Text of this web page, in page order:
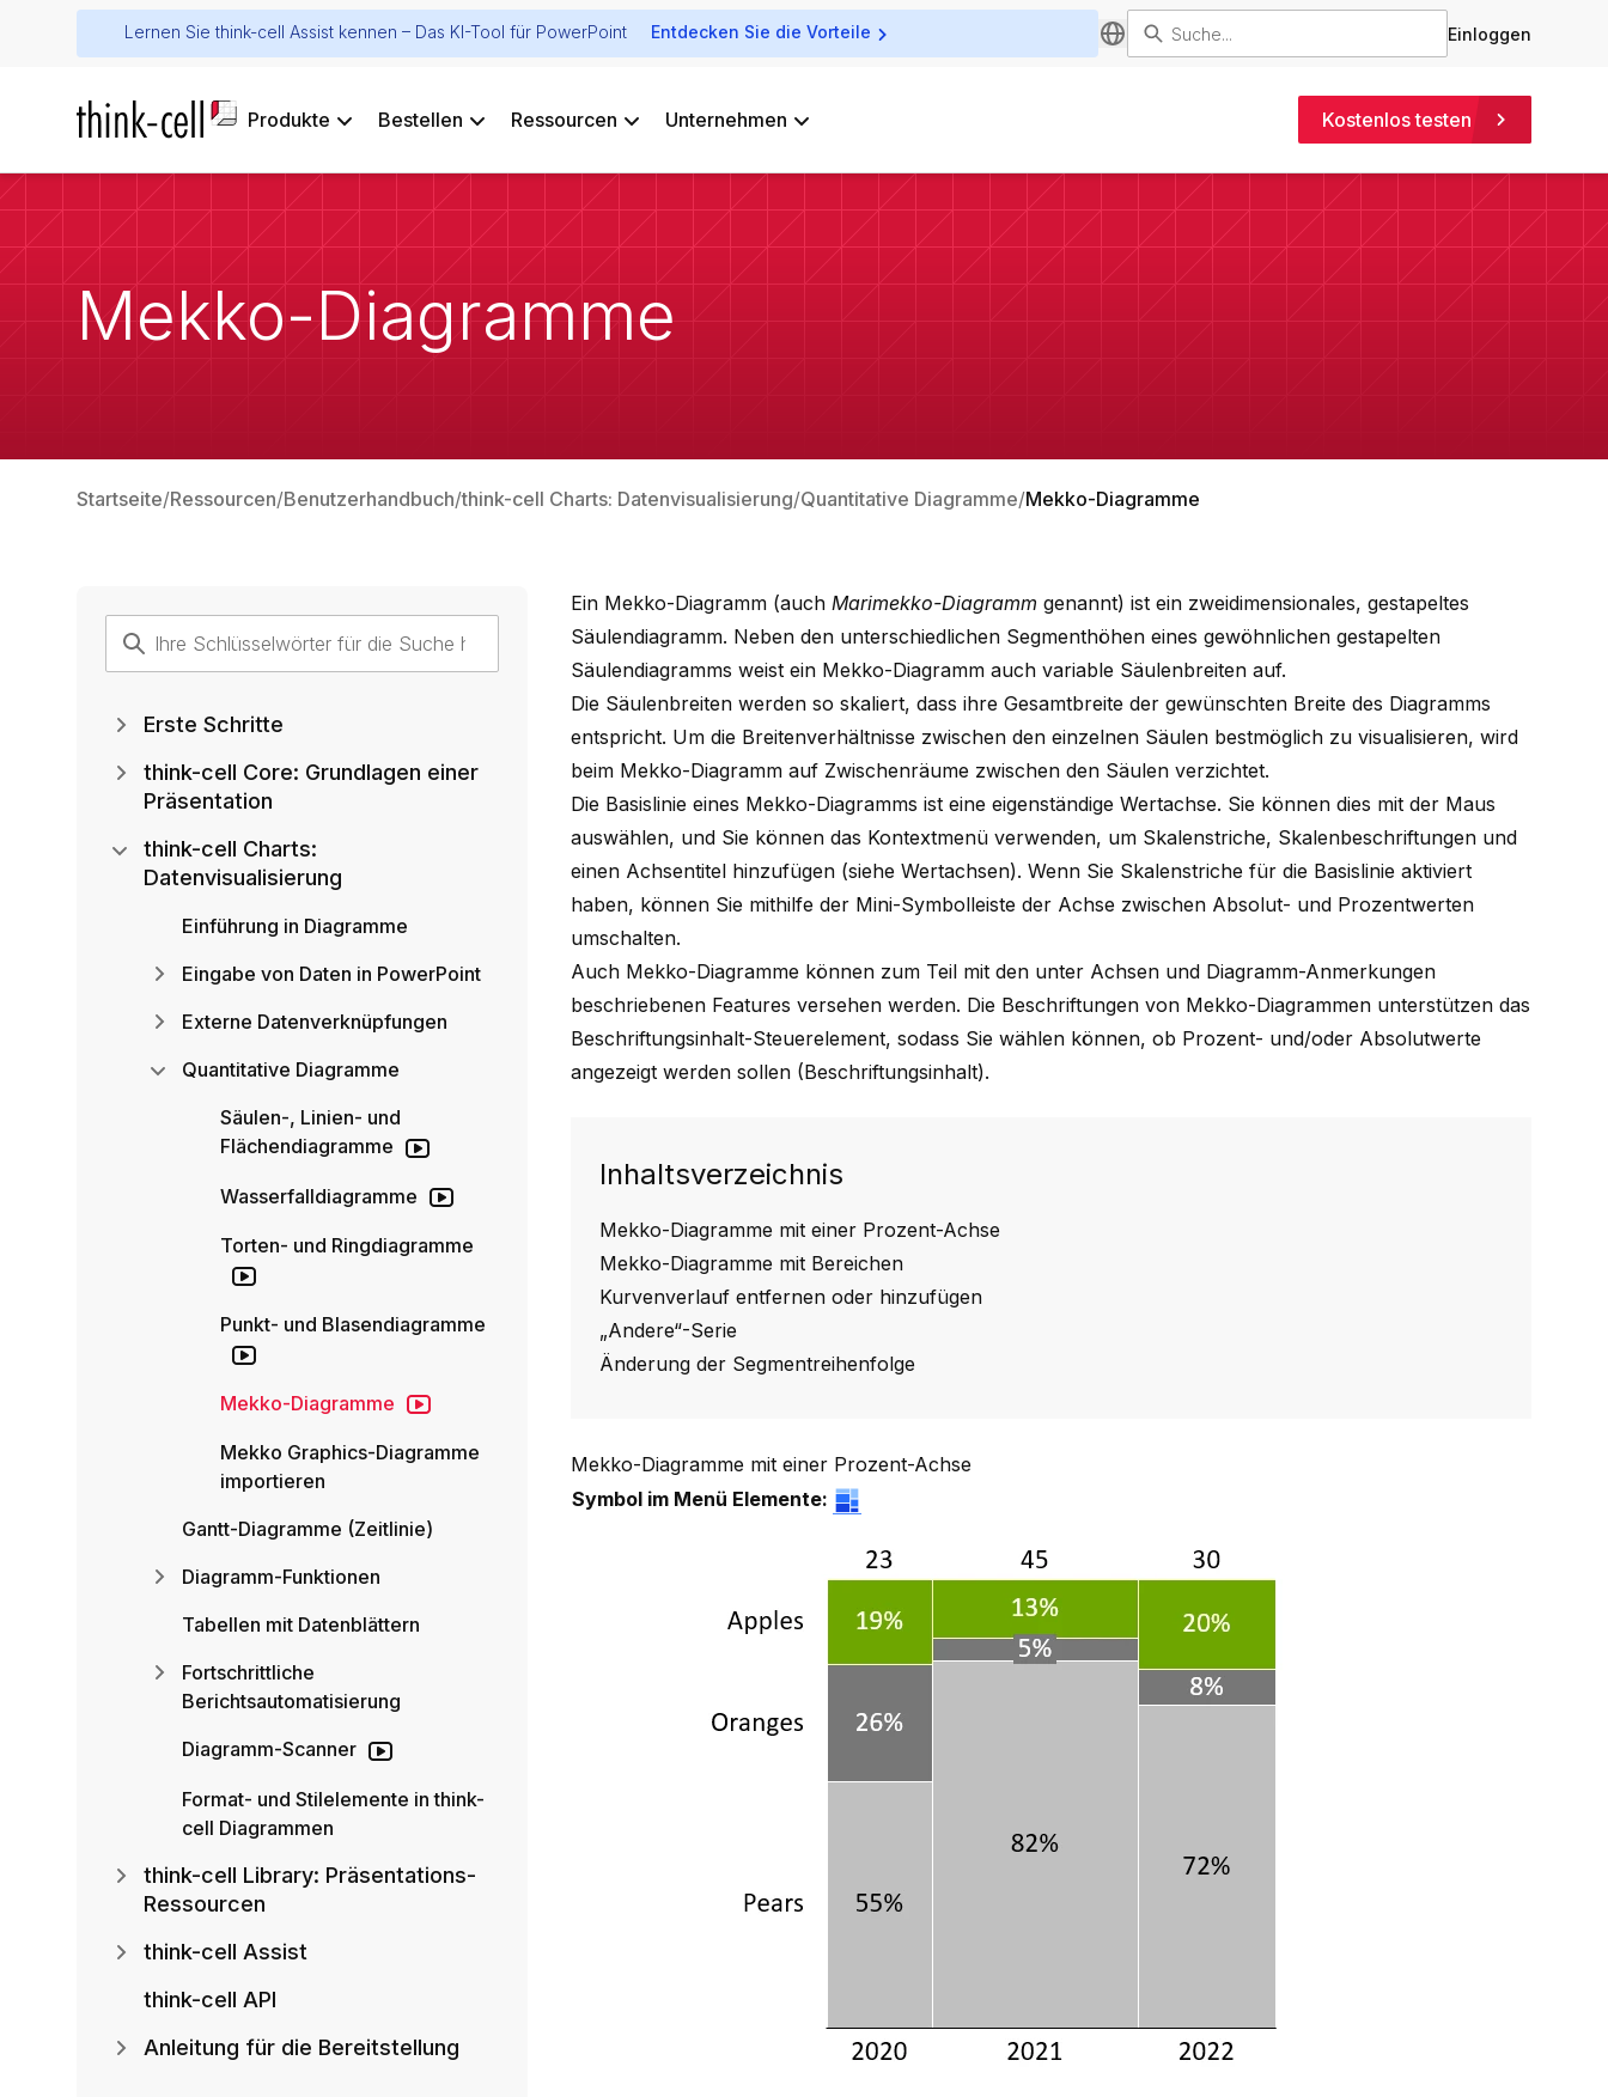
Lernen Sie think-cell Assist kennen – Das KI-Tool für PowerPoint Entdecken Sie die Vorteile Einloggen
Produkte Bestellen Ressourcen Unternehmen Kostenlos testen
Mekko-Diagramme
Startseite Ressourcen Benutzerhandbuch think-cell Charts: Datenvisualisierung Quantitative Diagramme Mekko-Diagramme
Ein Mekko-Diagramm (auchMarimekko-Diagramm genannt) ist ein zweidimensionales, gestapeltes
Säulendiagramm. Neben den unterschiedlichen Segmenthöhen eines gewöhnlichen gestapelten
Säulendiagramms weist ein Mekko-Diagramm auch variable Säulenbreiten auf.
Die Säulenbreiten werden so skaliert, dass ihre Gesamtbreite der gewünschten Breite des Diagramms
entspricht. Um die Breitenverhältnisse zwischen den einzelnen Säulen bestmöglich zu visualisieren, wird
beim Mekko-Diagramm auf Zwischenräume zwischen den Säulen verzichtet.
Die Basislinie eines Mekko-Diagramms ist eine eigenständige Wertachse. Sie können dies mit der Maus
auswählen, und Sie können das Kontextmenü verwenden, um Skalenstriche, Skalenbeschriftungen und
einen Achsentitel hinzufügen (sieheWertachsen). Wenn Sie Skalenstriche für die Basislinie aktiviert
haben, können Sie mithilfe der Mini-Symbolleiste der Achse zwischen Absolut- und Prozentwerten
umschalten.
Auch Mekko-Diagramme können zum Teil mit den unter Achsen und Diagramm-Anmerkungen
beschriebenen Features versehen werden. Die Beschriftungen von Mekko-Diagrammen unterstützen das
Beschriftungsinhalt-Steuerelement, sodass Sie wählen können, ob Prozent- und/oder Absolutwerte
angezeigt werden sollen (Beschriftungsinhalt).
Inhaltsverzeichnis
Mekko-Diagramme mit einer Prozent-Achse
Mekko-Diagramme mit Bereichen
Kurvenverlauf entfernen oder hinzufügen
„Andere“-Serie
Änderung der Segmentreihenfolge
Mekko-Diagramme mit einer Prozent-Achse
Symbol im Menü Elemente:
Erste Schritte
think-cell Core: Grundlagen einer
Präsentation
think-cell Charts:
Datenvisualisierung
Einführung in Diagramme
Eingabe von Daten in PowerPoint
Externe Datenverknüpfungen
Quantitative Diagramme
Säulen-, Linien- und
Flächendiagramme
Wasserfalldiagramme
Torten- und Ringdiagramme
Punkt- und Blasendiagramme
Mekko-Diagramme
Mekko Graphics-Diagramme
importieren
Gantt-Diagramme (Zeitlinie)
Diagramm-Funktionen
Tabellen mit Datenblättern
Fortschrittliche
Berichtsautomatisierung
Diagramm-Scanner
Format- und Stilelemente in think-
cell Diagrammen
think-cell Library: Präsentations-
Ressourcen
think-cell Assist
think-cell API
Anleitung für die Bereitstellung